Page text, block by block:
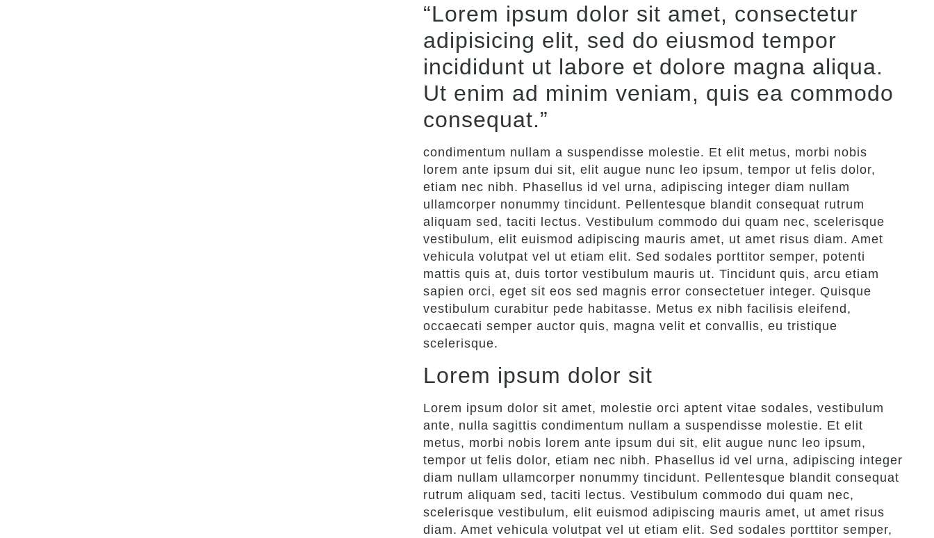
“Lorem ipsum dolor sit amet, consectetur
adipisicing elit, sed do eiusmod tempor
incididunt ut labore et dolore magna aliqua.
Ut enim ad minim veniam, quis ea commodo
consequat.”
condimentum nullam a suspendisse molestie. Et elit metus, morbi nobis
lorem ante ipsum dui sit, elit augue nunc leo ipsum, tempor ut felis dolor,
etiam nec nibh. Phasellus id vel urna, adipiscing integer diam nullam
ullamcorper nonummy tincidunt. Pellentesque blandit consequat rutrum
aliquam sed, taciti lectus. Vestibulum commodo dui quam nec, scelerisque
vestibulum, elit euismod adipiscing mauris amet, ut amet risus diam. Amet
vehicula volutpat vel ut etiam elit. Sed sodales porttitor semper, potenti
mattis quis at, duis tortor vestibulum mauris ut. Tincidunt quis, arcu etiam
sapien orci, eget sit eos sed magnis error consectetuer integer. Quisque
vestibulum curabitur pede habitasse. Metus ex nibh facilisis eleifend,
occaecati semper auctor quis, magna velit et convallis, eu tristique
scelerisque.
Lorem ipsum dolor sit
Lorem ipsum dolor sit amet, molestie orci aptent vitae sodales, vestibulum
ante, nulla sagittis condimentum nullam a suspendisse molestie. Et elit
metus, morbi nobis lorem ante ipsum dui sit, elit augue nunc leo ipsum,
tempor ut felis dolor, etiam nec nibh. Phasellus id vel urna, adipiscing integer
diam nullam ullamcorper nonummy tincidunt. Pellentesque blandit consequat
rutrum aliquam sed, taciti lectus. Vestibulum commodo dui quam nec,
scelerisque vestibulum, elit euismod adipiscing mauris amet, ut amet risus
diam. Amet vehicula volutpat vel ut etiam elit. Sed sodales porttitor semper,